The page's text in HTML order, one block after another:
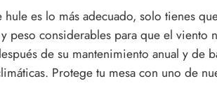
es lo más adecuado, solo tienes
peso considerables para que el viento
de su mantenimiento anual y de
Protege tu mesa con uno de